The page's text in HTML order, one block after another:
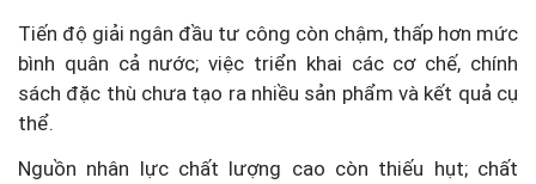
Tiến độ giải ngân đầu tư công còn chậm, thấp hơn mức
bình quân cả nước; việc triển khai các cơ chế, chính
sách đặc thù chưa tạo ra nhiều sản phẩm và kết quả cụ
thể.
Nguồn nhân lực chất lượng cao còn thiếu hụt; chất